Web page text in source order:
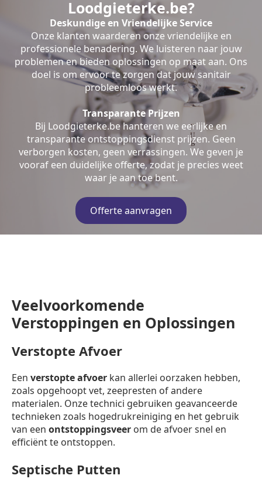
Loodgieterke.be?
Deskundige en Vriendelijke Service
Onze klanten waarderen onze vriendelijke en
professionele benadering. We luisteren naar jouw
problemen en bieden oplossingen op maat aan. Ons
doel is om ervoor te zorgen dat jouw sanitair
probleemloos werkt.
Transparante Prijzen
Bij Loodgieterke.be hanteren we eerlijke en
transparante ontstoppingsdienst prijzen. Geen
verborgen kosten, geen verrassingen. We geven je
vooraf een duidelijke offerte, zodat je precies weet
waar je aan toe bent.
Offerte aanvragen
Veelvoorkomende
Verstoppingen en Oplossingen
Verstopte Afvoer
Een verstopte afvoer kan allerlei oorzaken hebben,
zoals opgehoopt vet, zeepresten of andere
materialen. Onze technici gebruiken geavanceerde
technieken zoals hogedrukreiniging en het gebruik
van een ontstoppingsveer om de afvoer snel en
efficiënt te ontstoppen.
Septische Putten